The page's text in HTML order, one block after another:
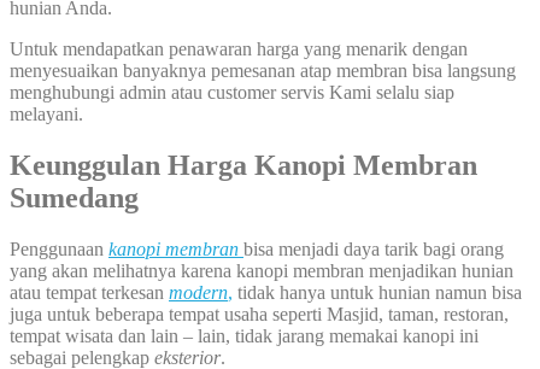
hunian Anda.
Untuk mendapatkan penawaran harga yang menarik dengan
menyesuaikan banyaknya pemesanan atap membran bisa langsung
menghubungi admin atau customer servis Kami selalu siap
melayani.
Keunggulan Harga Kanopi Membran
Sumedang
Penggunaan kanopi membran bisa menjadi daya tarik bagi orang
yang akan melihatnya karena kanopi membran menjadikan hunian
atau tempat terkesan modern, tidak hanya untuk hunian namun bisa
juga untuk beberapa tempat usaha seperti Masjid, taman, restoran,
tempat wisata dan lain – lain, tidak jarang memakai kanopi ini
sebagai pelengkap eksterior.